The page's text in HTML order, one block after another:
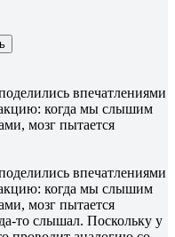
впечатлениями
когда мы слышим
мозг пытается
впечатлениями
когда мы слышим
мозг пытается
то слышал. Поскольку у